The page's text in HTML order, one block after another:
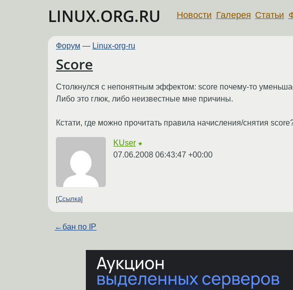
LINUX.ORG.RU Новости Галерея Статьи
Форум — Linux-org-ru
Score
Столкнулся с непонятным эффектом: score почему-то
Либо это глюк, либо неизвестные мне причины.
Кстати, где можно прочитать правила начисления/снятия
KUser ★
07.06.2008 06:43:47 +00:00
Ссылка
← бан по IP